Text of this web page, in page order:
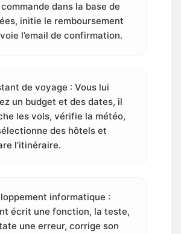
dans la base de
initie le remboursement
l’email de confirmation.
de voyage : Vous lui
un budget et des dates, il
les vols, vérifie la météo,
des hôtels et
l’itinéraire.
informatique :
écrit une fonction, la teste,
une erreur, corrige son